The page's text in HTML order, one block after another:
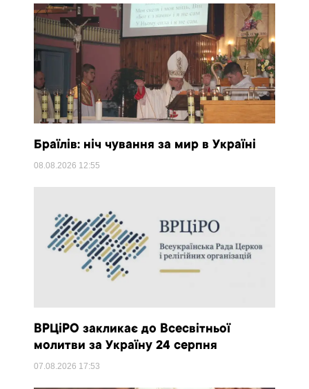
Браїлів: ніч чування за мир в Україні
08.08.2026 12:55
ВРЦіРО закликає до Всесвітньої
молитви за Україну 24 серпня
07.08.2026 17:53